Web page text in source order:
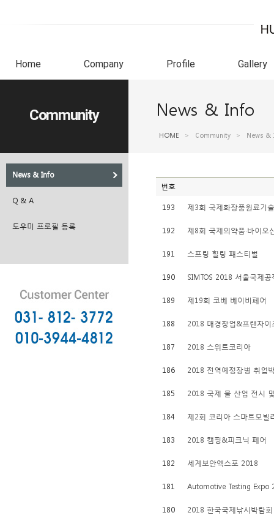
Home Company Profile Gallery
Community
News & Info
Q & A
도우미 프로필 등록
News & Info
HOME > Community > News &
번호
193 제3회 국제화장품원료기
192 제8회 국제의약품·바이오
191 스프링 힐링 패스티벌
190 SIMTOS 2018 서울국제공
189 제19회 코베 베이비페어
188 2018 매경창업&프랜차이
187 2018 스위트코리아
186 2018 전역예정장병 취업
185 2018 국제 물 산업 전시
184 제2회 코리아 스마트모빌
183 2018 캠핑&피크닉 페어
182 세계보안엑스포 2018
181 Automotive Testing Expo
180 2018 한국국제낚시박람회